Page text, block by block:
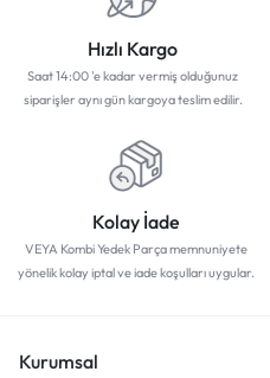
Hızlı Kargo
Saat 14:00 'e kadar vermiş olduğunuz
siparişler aynı gün kargoya teslim edilir.
Kolay İade
VEYA Kombi Yedek Parça memnuniyete
yönelik kolay iptal ve iade koşulları uygular.
Kurumsal